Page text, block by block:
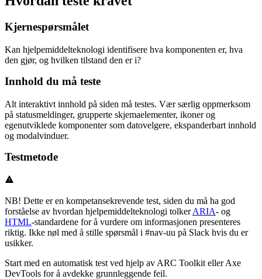
Kjernespørsmålet
Kan hjelpemiddelteknologi identifisere hva komponenten er, hva
den gjør, og hvilken tilstand den er i?
Innhold du må teste
Alt interaktivt innhold på siden må testes. Vær særlig oppmerksom
på statusmeldinger, grupperte skjemaelementer, ikoner og
egenutviklede komponenter som datovelgere, ekspanderbart innhold
og modalvinduer.
Testmetode
NB! Dette er en kompetansekrevende test, siden du må ha god
forståelse av hvordan hjelpemiddelteknologi tolkerARIA- og
HTML-standardene for å vurdere om informasjonen presenteres
riktig. Ikke nøl med å stille spørsmål i #nav-uu på Slack hvis du er
usikker.
Start med en automatisk test ved hjelp av ARC Toolkit eller Axe
DevTools for å avdekke grunnleggende feil.